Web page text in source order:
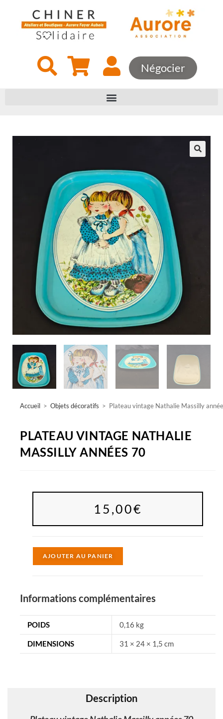
Négocier
Accueil > Objets décoratifs > Plateau vintage Nathalie Massilly
PLATEAU VINTAGE NATHALIE
MASSILLY ANNÉES 70
15,00€
AJOUTER AU PANIER
n
a
t
:
Informations complémentaires
POIDS 0,16 kg
DIMENSIONS 31 × 24 × 1,5 cm
Description